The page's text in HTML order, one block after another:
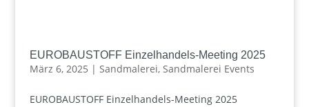
EUROBAUSTOFF Einzelhandels-Meeting 2025
März 6, 2025 | Sandmalerei, Sandmalerei Events
EUROBAUSTOFF Einzelhandels-Meeting 2025